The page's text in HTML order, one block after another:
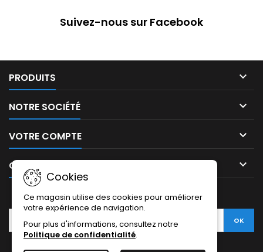
Suivez-nous sur Facebook
PRODUITS 
NOTRE SOCIÉTÉ 
VOTRE COMPTE 
CONTACT 
Cookies
Ce magasin utilise des cookies pour améliorer
votre expérience de navigation.
Pour plus d'informations, consultez notre
Politique de confidentialité.
LETTRE D'INFORMATIONS